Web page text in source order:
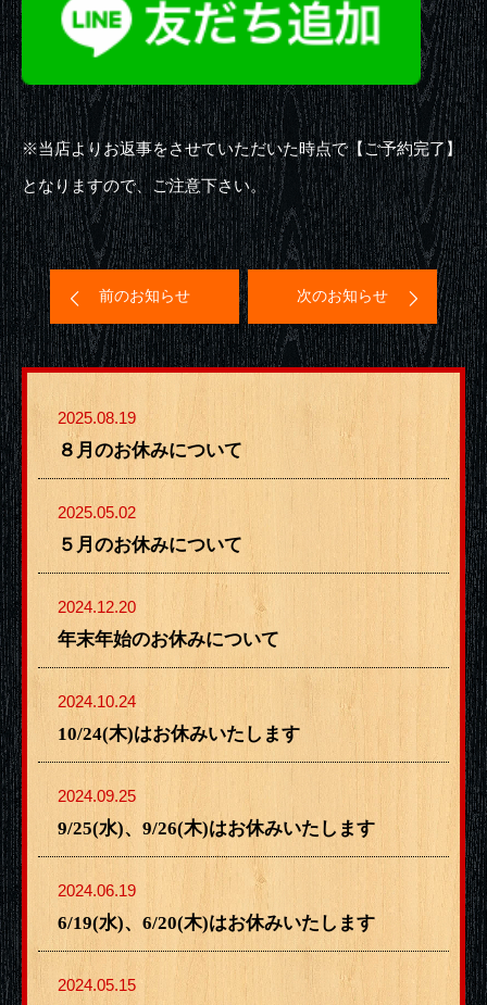
※当店よりお返事をさせていただいた時点で【ご予約完了】
となりますので、ご注意下さい。
前のお知らせ 次のお知らせ
2025.08.19
８月のお休みについて
2025.05.02
５月のお休みについて
2024.12.20
年末年始のお休みについて
2024.10.24
10/24(木)はお休みいたします
2024.09.25
9/25(水)、9/26(木)はお休みいたします
2024.06.19
6/19(水)、6/20(木)はお休みいたします
2024.05.15